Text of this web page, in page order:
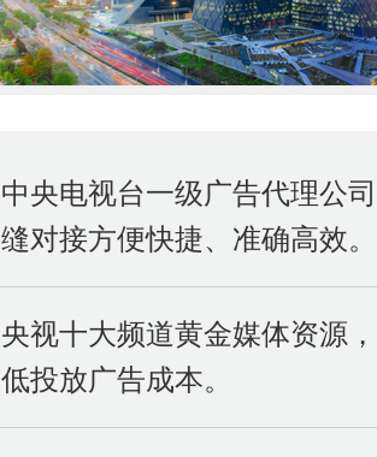
中央电视台一级广告代理公
缝对接方便快捷、准确高效。
央视十大频道黄金媒体资源
低投放广告成本。